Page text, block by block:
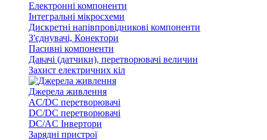
Електронні компоненти
Інтегральні мікросхеми
Дискретні напівпровідникові компоненти
З'єднувачі, Конектори
Пасивні компоненти
Давачі (датчики), перетворювачі величин
Захист електричних кіл
Джерела живлення
AC/DC перетворювачі
DC/DC перетворювачі
DC/AC Інвертори
Зарядні пристрої